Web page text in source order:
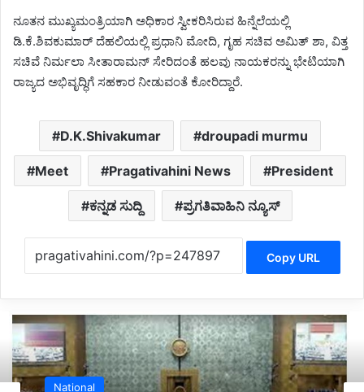
ನೂತನ ಮುಖ್ಯಮಂತ್ರಿಯಾಗಿ ಅಧಿಕಾರ ಸ್ವೀಕರಿಸಿರುವ ಹಿನ್ನೆಲೆಯಲ್ಲಿ
ಡಿ.ಕೆ.ಶಿವಕುಮಾರ್ ದೆಹಲಿಯಲ್ಲಿ ಪ್ರಧಾನಿ ಮೋದಿ, ಗೃಹ ಸಚಿವ ಅಮಿತ್ ಶಾ, ವಿತ್ತ
ಸಚಿವೆ ನಿರ್ಮಲಾ ಸೀತಾರಾಮನ್ ಸೇರಿದಂತೆ ಹಲವು ನಾಯಕರನ್ನು ಭೇಟಿಯಾಗಿ
ರಾಜ್ಯದ ಅಭಿವೃದ್ಧಿಗೆ ಸಹಕಾರ ನೀಡುವಂತೆ ಕೋರಿದ್ದಾರೆ.
D.K.Shivakumar droupadi murmu
Meet Pragativahini News President
ಕನ್ನಡ ಸುದ್ದಿ ಪ್ರಗತಿವಾಹಿನಿ ನ್ಯೂಸ್
Copy URL
Belgaum News